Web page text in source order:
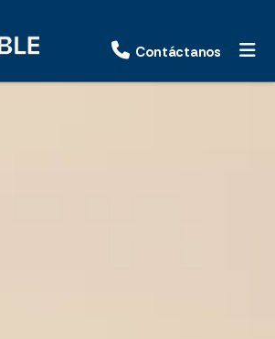
Contáctanos